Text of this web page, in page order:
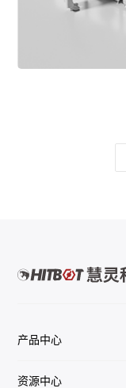
产品中心
资源中心